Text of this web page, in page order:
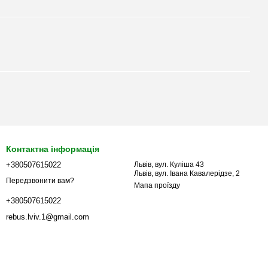
Контактна інформація
+380507615022
Передзвонити вам?
+380507615022
rebus.lviv.1@gmail.com
Львів, вул. Куліша 43
Львів, вул. Івана Кавалерідзе, 2
Мапа проїзду